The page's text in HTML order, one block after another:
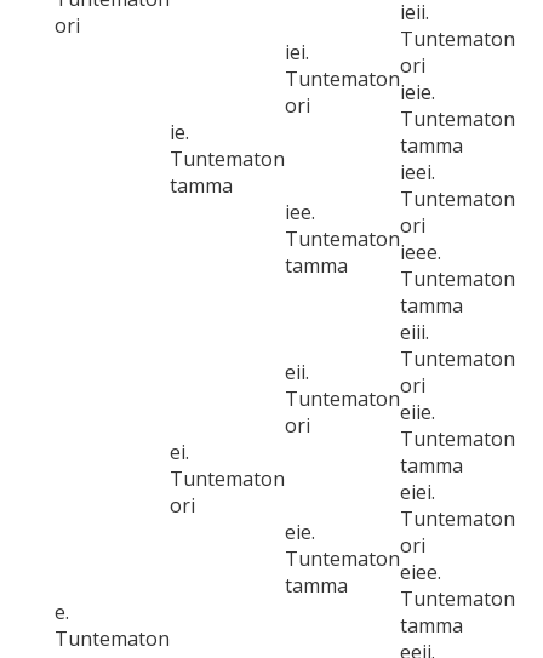
ori
ie.
Tuntematon
tamma
iei.
Tuntematon
ori
ieii.
Tuntematon
ori
ieie.
Tuntematon
tamma
iee.
Tuntematon
tamma
ieei.
Tuntematon
ori
ieee.
Tuntematon
tamma
e.
Tuntematon
ei.
Tuntematon
ori
eii.
Tuntematon
ori
eiii.
Tuntematon
ori
eiie.
Tuntematon
tamma
eie.
Tuntematon
tamma
eiei.
Tuntematon
ori
eiee.
Tuntematon
tamma
eeii.